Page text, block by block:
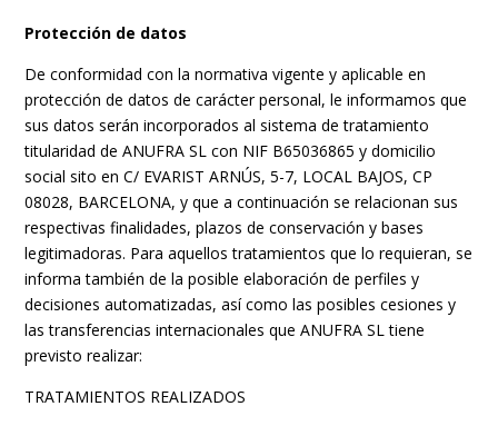
Protección de datos
De conformidad con la normativa vigente y aplicable en
protección de datos de carácter personal, le informamos que
sus datos serán incorporados al sistema de tratamiento
titularidad de ANUFRA SL con NIF B65036865 y domicilio
social sito en C/ EVARIST ARNÚS, 5-7, LOCAL BAJOS, CP
08028, BARCELONA, y que a continuación se relacionan sus
respectivas finalidades, plazos de conservación y bases
legitimadoras. Para aquellos tratamientos que lo requieran, se
informa también de la posible elaboración de perfiles y
decisiones automatizadas, así como las posibles cesiones y
las transferencias internacionales que ANUFRA SL tiene
previsto realizar:
TRATAMIENTOS REALIZADOS